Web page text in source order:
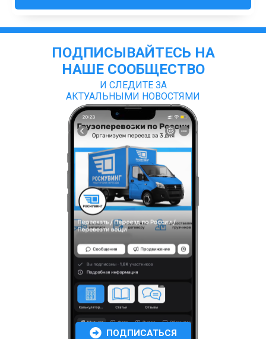
ПОДПИСЫВАЙТЕСЬ НА
НАШЕ СООБЩЕСТВО
И СЛЕДИТЕ ЗА
АКТУАЛЬНЫМИ НОВОСТЯМИ
ПОДПИСАТЬСЯ